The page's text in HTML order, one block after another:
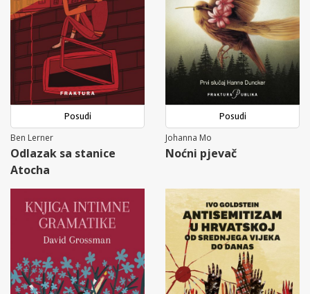
Posudi
Ben Lerner
Odlazak sa stanice
Atocha
Posudi
Johanna Mo
Noćni pjevač